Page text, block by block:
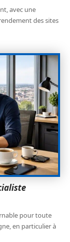
avec une
des sites
pour toute
en particulier à